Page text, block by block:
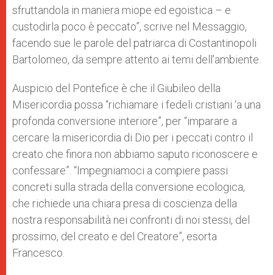
sfruttandola in maniera miope ed egoistica – e
custodirla poco è peccato”, scrive nel Messaggio,
facendo sue le parole del patriarca di Costantinopoli
Bartolomeo, da sempre attento ai temi dell’ambiente.
Auspicio del Pontefice è che il Giubileo della
Misericordia possa “richiamare i fedeli cristiani ‘a una
profonda conversione interiore”, per “imparare a
cercare la misericordia di Dio per i peccati contro il
creato che finora non abbiamo saputo riconoscere e
confessare”. “Impegniamoci a compiere passi
concreti sulla strada della conversione ecologica,
che richiede una chiara presa di coscienza della
nostra responsabilità nei confronti di noi stessi, del
prossimo, del creato e del Creatore”, esorta
Francesco.